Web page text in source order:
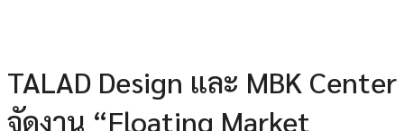
TALAD Design และ MBK Center
จัดงาน “Floating Market